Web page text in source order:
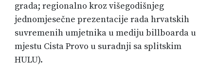
grada; regionalno kroz višegodišnjeg
jednomjesečne prezentacije rada hrvatskih
suvremenih umjetnika u mediju billboarda u
mjestu Cista Provo u suradnji sa splitskim
HULU).